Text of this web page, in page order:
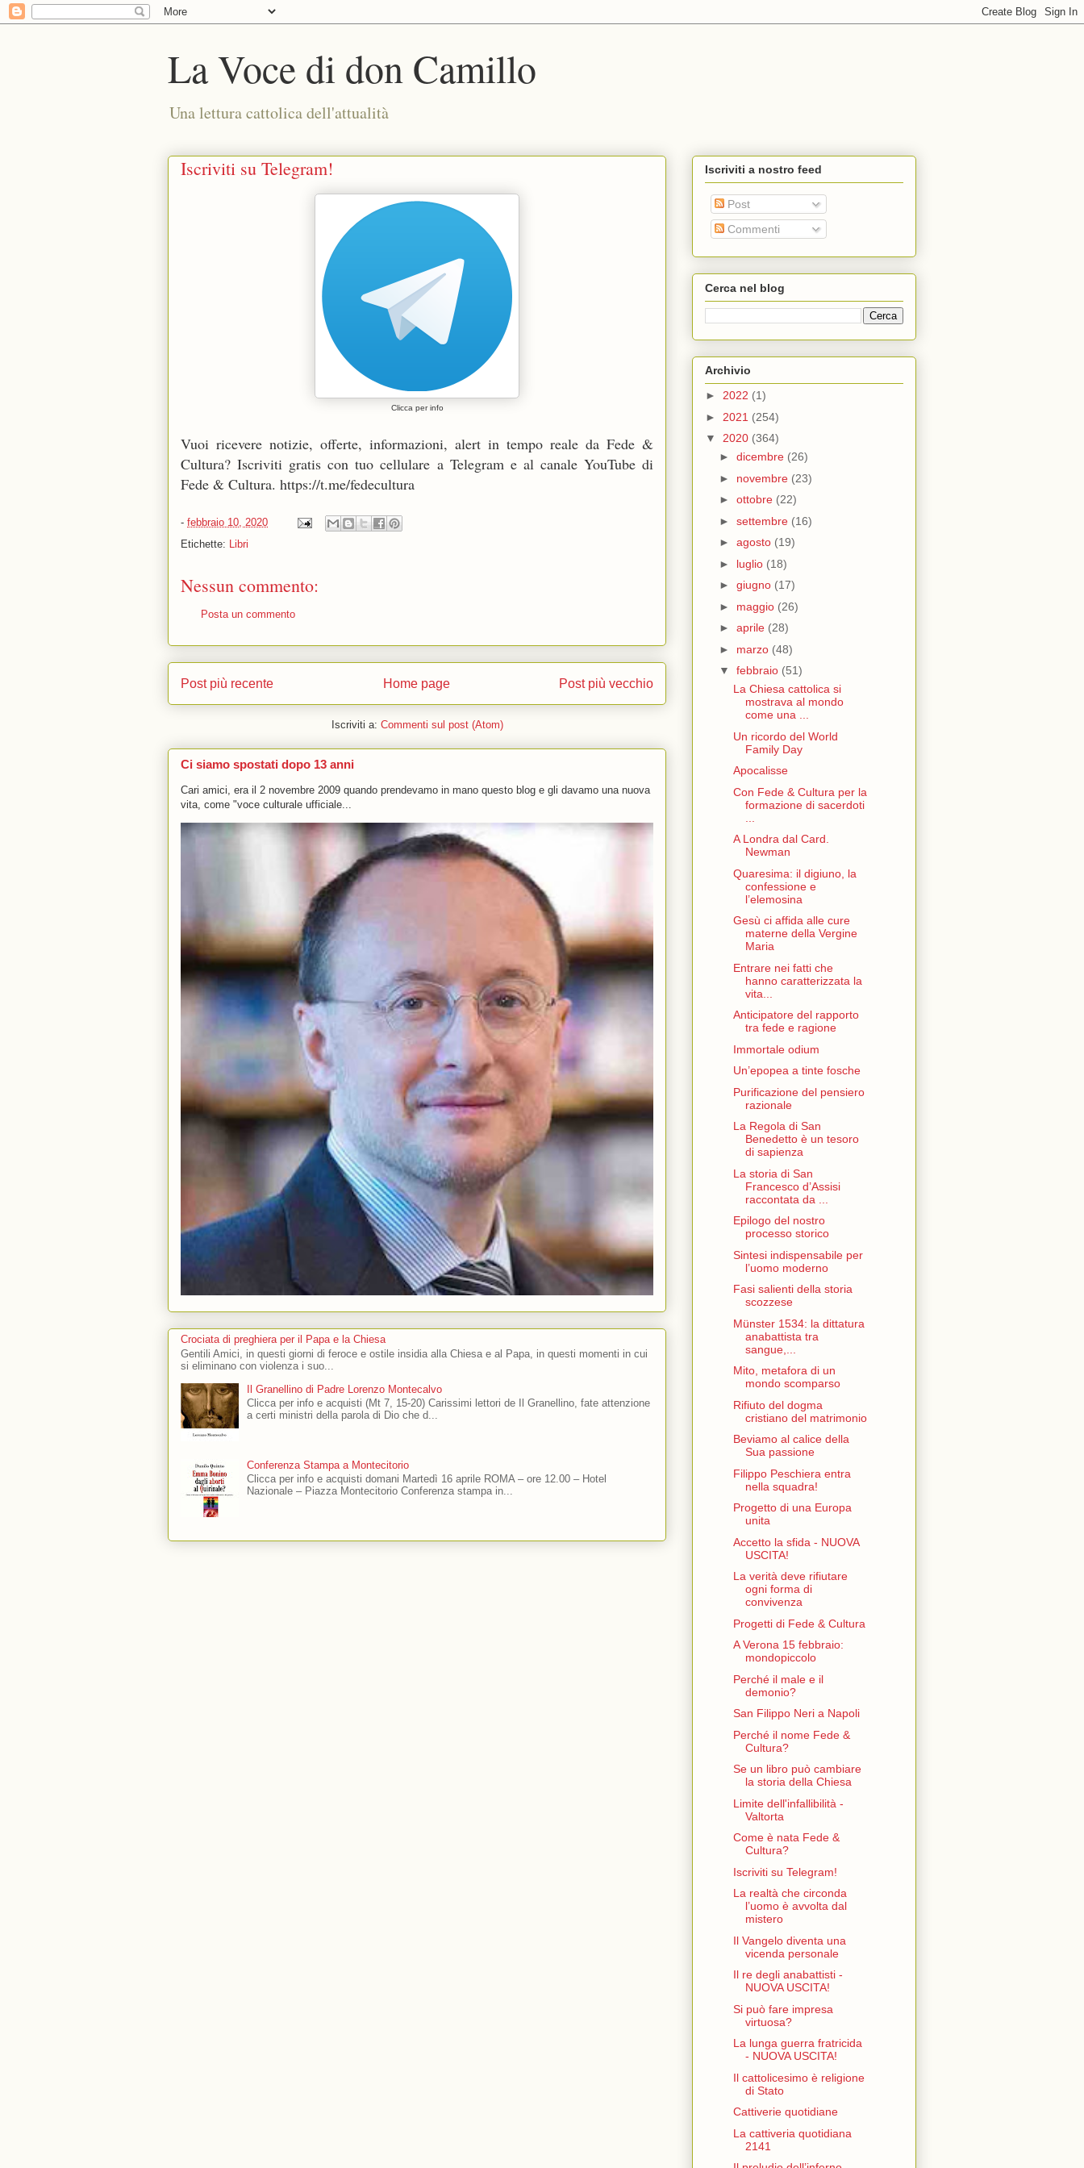
La Voce di don Camillo
Una lettura cattolica dell'attualità
Iscriviti su Telegram!
Clicca per info
Vuoi ricevere notizie, offerte, informazioni, alert in tempo reale da Fede &
Cultura? Iscriviti gratis con tuo cellulare a Telegram e al canale YouTube di
Fede & Cultura. https://t.me/fedecultura
- febbraio 10, 2020
Etichette: Libri
Nessun commento:
Posta un commento
Post più recente Post più vecchio
Home page
Iscriviti a: Commenti sul post (Atom)
Ci siamo spostati dopo 13 anni
Cari amici, era il 2 novembre 2009 quando prendevamo in mano questo blog e gli davamo una nuova
vita, come "voce culturale ufficiale...
Crociata di preghiera per il Papa e la Chiesa
Gentili Amici, in questi giorni di feroce e ostile insidia alla Chiesa e al Papa, in questi momenti in cui
si eliminano con violenza i suo...
Il Granellino di Padre Lorenzo Montecalvo
Clicca per info e acquisti (Mt 7, 15-20) Carissimi lettori de Il Granellino, fate attenzione
a certi ministri della parola di Dio che d...
Conferenza Stampa a Montecitorio
Clicca per info e acquisti domani Martedì 16 aprile ROMA – ore 12.00 – Hotel
Nazionale – Piazza Montecitorio Conferenza stampa in...
Iscriviti a nostro feed
Post
Commenti
Cerca nel blog
Archivio
► 2022 (1)
► 2021 (254)
▼ 2020 (364)
► dicembre (26)
► novembre (23)
► ottobre (22)
► settembre (16)
► agosto (19)
► luglio (18)
► giugno (17)
► maggio (26)
► aprile (28)
► marzo (48)
▼ febbraio (51)
La Chiesa cattolica si
mostrava al mondo
come una ...
Un ricordo del World
Family Day
Apocalisse
Con Fede & Cultura per la
formazione di sacerdoti
A Londra dal Card.
Newman
Quaresima: il digiuno, la
confessione e
l’elemosina
Gesù ci affida alle cure
materne della Vergine
Maria
Entrare nei fatti che
hanno caratterizzata la
vita...
Anticipatore del rapporto
tra fede e ragione
Immortale odium
Un’epopea a tinte fosche
Purificazione del pensiero
razionale
La Regola di San
Benedetto è un tesoro
di sapienza
La storia di San
Francesco d’Assisi
raccontata da ...
Epilogo del nostro
processo storico
Sintesi indispensabile per
l’uomo moderno
Fasi salienti della storia
scozzese
Münster 1534: la dittatura
anabattista tra
sangue,...
Mito, metafora di un
mondo scomparso
Rifiuto del dogma
cristiano del matrimonio
Beviamo al calice della
Sua passione
Filippo Peschiera entra
nella squadra!
Progetto di una Europa
unita
Accetto la sfida - NUOVA
USCITA!
La verità deve rifiutare
ogni forma di
convivenza
Progetti di Fede & Cultura
A Verona 15 febbraio:
mondopiccolo
Perché il male e il
demonio?
San Filippo Neri a Napoli
Perché il nome Fede &
Cultura?
Se un libro può cambiare
la storia della Chiesa
Limite dell'infallibilità -
Valtorta
Come è nata Fede &
Cultura?
Iscriviti su Telegram!
La realtà che circonda
l’uomo è avvolta dal
mistero
Il Vangelo diventa una
vicenda personale
Il re degli anabattisti -
NUOVA USCITA!
Si può fare impresa
virtuosa?
La lunga guerra fratricida
- NUOVA USCITA!
Il cattolicesimo è religione
di Stato
Cattiverie quotidiane
La cattiveria quotidiana
2141